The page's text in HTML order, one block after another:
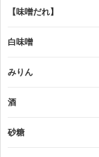
【味噌だれ】
白味噌
みりん
酒
砂糖